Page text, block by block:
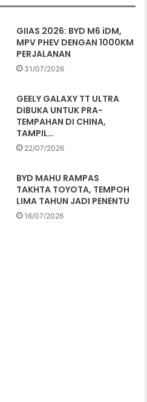
GIIAS 2026: BYD M6 iDM,
MPV PHEV DENGAN 1000KM
PERJALANAN
31/07/2026
GEELY GALAXY TT ULTRA
DIBUKA UNTUK PRA-
TEMPAHAN DI CHINA,
TAMPIL…
22/07/2026
BYD MAHU RAMPAS
TAKHTA TOYOTA, TEMPOH
LIMA TAHUN JADI PENENTU
16/07/2026